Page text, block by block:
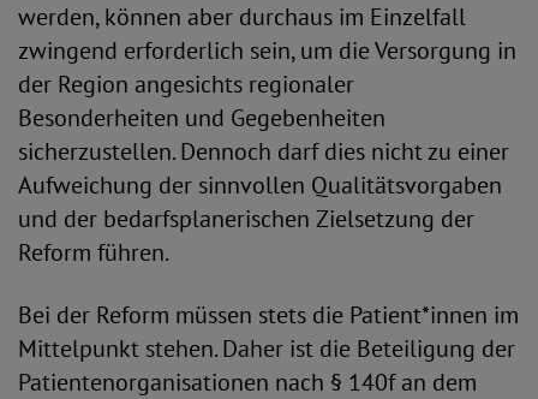
werden, können aber durchaus im Einzelfall
zwingend erforderlich sein, um die Versorgung in
der Region angesichts regionaler
Besonderheiten und Gegebenheiten
sicherzustellen. Dennoch darf dies nicht zu einer
Aufweichung der sinnvollen Qualitätsvorgaben
und der bedarfsplanerischen Zielsetzung der
Reform führen.
Bei der Reform müssen stets die Patient*innen im
Mittelpunkt stehen. Daher ist die Beteiligung der
Patientenorganisationen nach § 140f an dem